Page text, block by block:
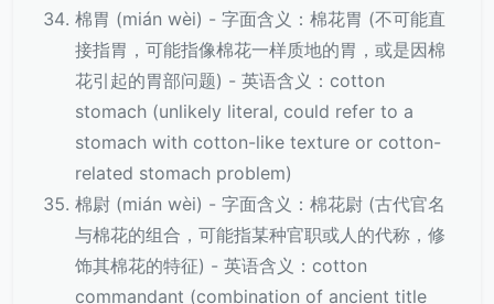
棉胃 (mián wèi) - 字面含义：棉花胃 (不可能直
接指胃，可能指像棉花一样质地的胃，或是因棉
花引起的胃部问题) - 英语含义：cotton
stomach (unlikely literal, could refer to a
stomach with cotton-like texture or cotton-
related stomach problem)
棉尉 (mián wèi) - 字面含义：棉花尉 (古代官名
与棉花的组合，可能指某种官职或人的代称，修
饰其棉花的特征) - 英语含义：cotton
commandant (combination of ancient title